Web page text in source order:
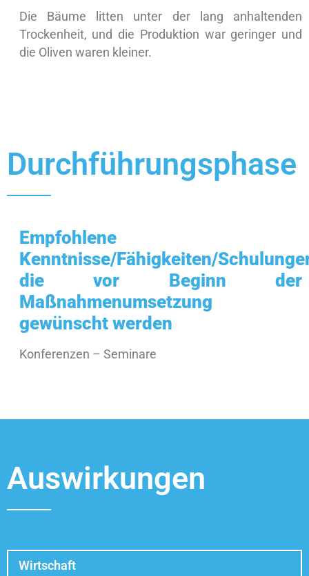
Die Bäume litten unter der lang anhaltenden
Trockenheit, und die Produktion war geringer und
die Oliven waren kleiner.
Durchführungsphase
Empfohlene
Kenntnisse/Fähigkeiten/
die vor Beginn der
Maßnahmenumsetzung
gewünscht werden
Konferenzen – Seminare
Auswirkungen
Wirtschaft